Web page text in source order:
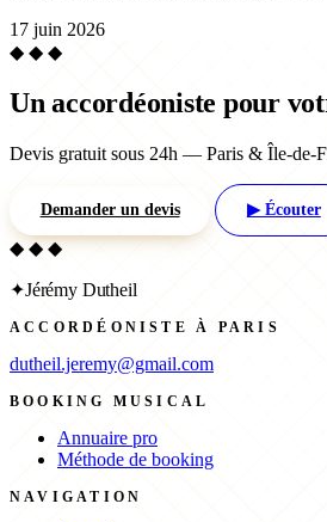
17 juin 2026
◆ ◆ ◆
Un accordéoniste pour
Devis gratuit sous 24h — Paris & Île-de-
Demander un devis ▶ Écouter
◆ ◆ ◆
✦Jérémy Dutheil
ACCORDÉONISTE À PARIS
dutheil.jeremy@gmail.com
BOOKING MUSICAL
Annuaire pro
Méthode de booking
NAVIGATION